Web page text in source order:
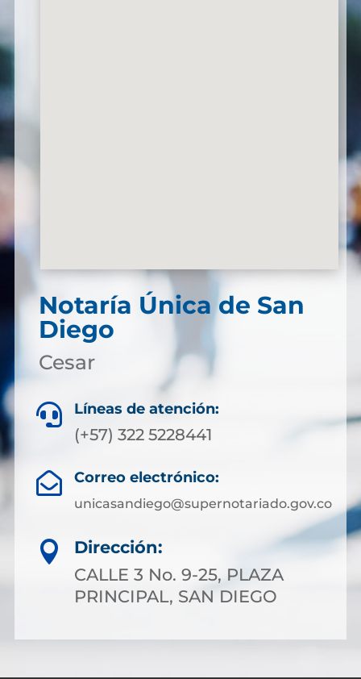
Notaría Única de San
Diego
Cesar
 Líneas de atención:
(+57) 322 5228441
 Correo electrónico:
unicasandiego@supernotariado.gov.co

Dirección:
CALLE 3 No. 9-25, PLAZA
PRINCIPAL, SAN DIEGO